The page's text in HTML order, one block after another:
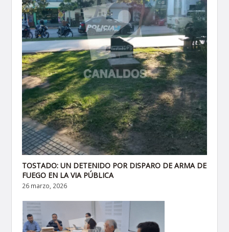
TOSTADO: UN DETENIDO POR DISPARO DE ARMA DE
FUEGO EN LA VIA PÚBLICA
26 marzo, 2026